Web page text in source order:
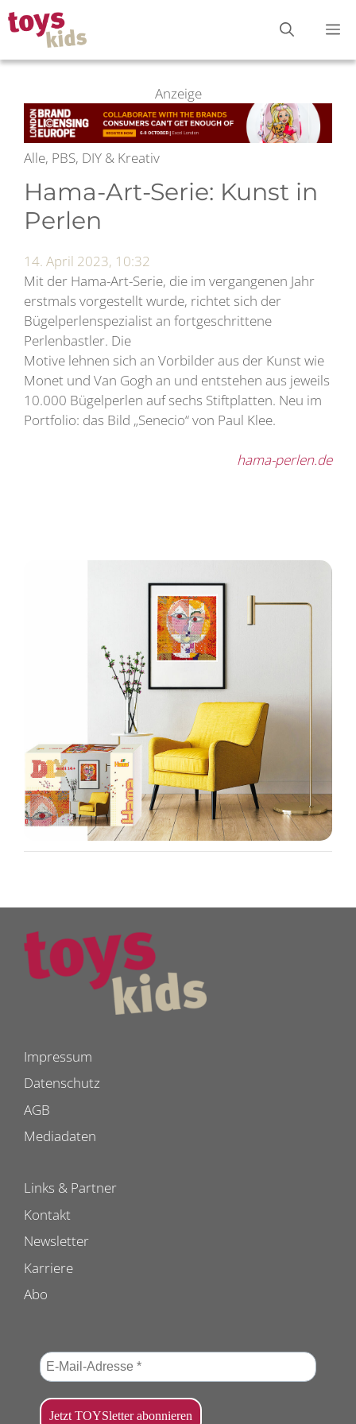
Zum
Inhalt
springen
Anzeige
Alle, PBS, DIY & Kreativ
Hama-Art-Serie: Kunst in
Perlen
14. April 2023, 10:32
Mit der Hama-Art-Serie, die im vergangenen Jahr
erstmals vorgestellt wurde, richtet sich der
Bügelperlenspezialist an fortgeschrittene
Perlenbastler. Die
Motive lehnen sich an Vorbilder aus der Kunst wie
Monet und Van Gogh an und entstehen aus jeweils
10.000 Bügelperlen auf sechs Stiftplatten. Neu im
Portfolio: das Bild „Senecio“ von Paul Klee.
hama-perlen.de
Impressum
Datenschutz
AGB
Mediadaten
Links & Partner
Kontakt
Newsletter
Karriere
Abo